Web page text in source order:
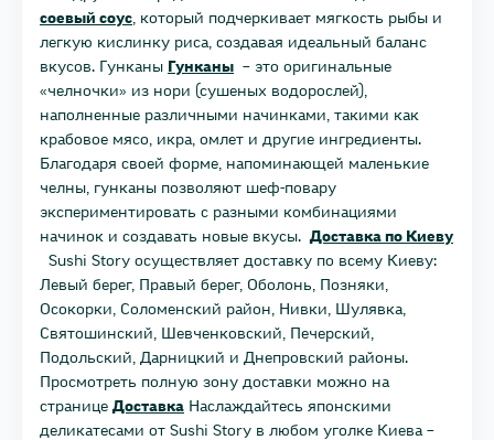
соевый соус, который подчеркивает мягкость рыбы и
легкую кислинку риса, создавая идеальный баланс
вкусов. Гунканы Гунканы – это оригинальные
«челночки» из нори (сушеных водорослей),
наполненные различными начинками, такими как
крабовое мясо, икра, омлет и другие ингредиенты.
Благодаря своей форме, напоминающей маленькие
челны, гунканы позволяют шеф-повару
экспериментировать с разными комбинациями
начинок и создавать новые вкусы.Доставка по Киеву
Sushi Story осуществляет доставку по всему Киеву:
Левый берег, Правый берег, Оболонь, Позняки,
Осокорки, Соломенский район, Нивки, Шулявка,
Святошинский, Шевченковский, Печерский,
Подольский, Дарницкий и Днепровский районы.
Просмотреть полную зону доставки можно на
страницеДоставка Наслаждайтесь японскими
деликатесами от Sushi Story в любом уголке Киева –